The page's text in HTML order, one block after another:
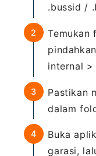
.bussid /
Temukan
internal >
Pastikan
dalam
Buka
garasi,